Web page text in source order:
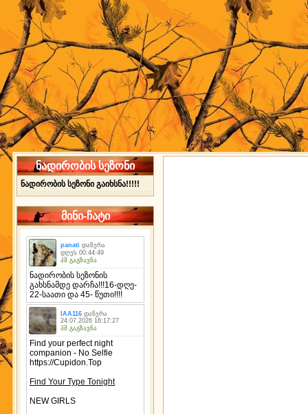
ნადირობის სეზონი
ნადირობის სეზონი გაიხსნა!!!!!
მინი-ჩატი